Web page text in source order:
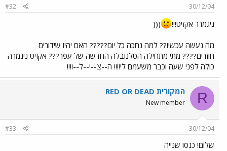
30/12/04
#32
ניגמרר אקזיט!!! (((
מה נעשה עכשיו?? למה נחכה כל יום????? האם יהיו שידורים
חוזרים???? מתי מתחילה הטלנובלה החדשה של עפר??? אקזיט ניגמרה
כולה לפני שעה וכבר משעמם לי!!!! ה--צ--י--ל--ו!!!
R RED OR DEAD המקורית
New member
30/12/04
#33
שלום! כנסו שנייה